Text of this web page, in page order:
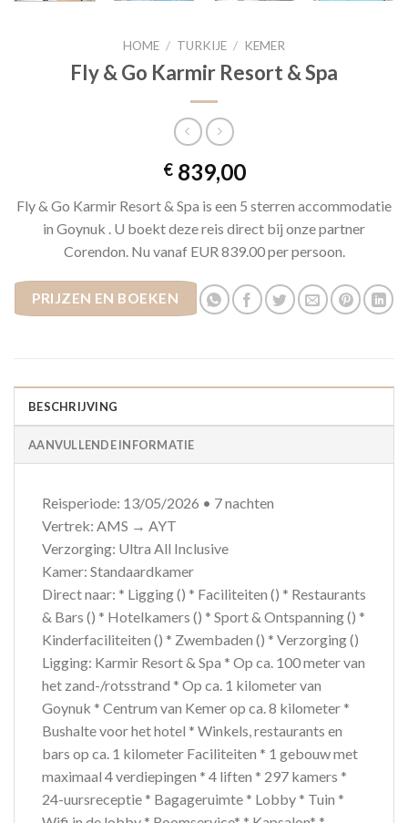
HOME / TURKIJE / KEMER
Fly & Go Karmir Resort & Spa
€839,00
Fly & Go Karmir Resort & Spa is een 5 sterren accommodatie
in Goynuk . U boekt deze reis direct bij onze partner
Corendon. Nu vanaf EUR 839.00 per persoon.
PRIJZEN EN BOEKEN
BESCHRIJVING
AANVULLENDE INFORMATIE
Reisperiode: 13/05/2026 • 7 nachten
Vertrek: AMS → AYT
Verzorging: Ultra All Inclusive
Kamer: Standaardkamer
Direct naar: * Ligging () * Faciliteiten () * Restaurants
& Bars () * Hotelkamers () * Sport & Ontspanning () *
Kinderfaciliteiten () * Zwembaden () * Verzorging ()
Ligging: Karmir Resort & Spa * Op ca. 100 meter van
het zand-/rotsstrand * Op ca. 1 kilometer van
Goynuk * Centrum van Kemer op ca. 8 kilometer *
Bushalte voor het hotel * Winkels, restaurants en
bars op ca. 1 kilometer Faciliteiten * 1 gebouw met
maximaal 4 verdiepingen * 4 liften * 297 kamers *
24-uursreceptie * Bagageruimte * Lobby * Tuin *